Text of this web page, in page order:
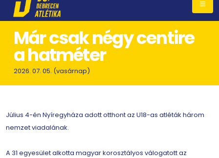
Már csak négy centire
a hatméter
2026. 07. 05. (vasárnap)
Július 4-én Nyíregyháza adott otthont az U18-as atléták három
nemzet viadalának.
A 31 egyesület alkotta magyar korosztályos válogatott az